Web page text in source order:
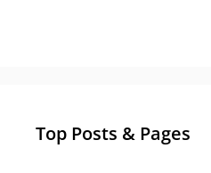
Top Posts & Pages